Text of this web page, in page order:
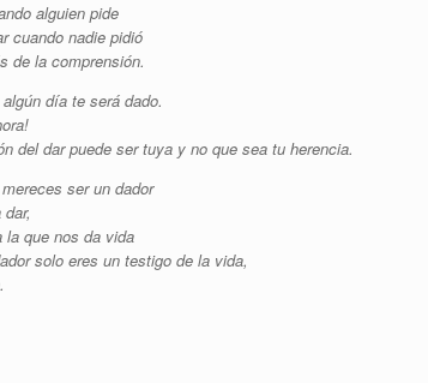
alguien pide
cuando nadie pidió
de la comprensión.
día te será dado.
del dar puede ser tuya y no que sea tu herencia.
ser un dador
la que nos da vida
solo eres un testigo de la vida,